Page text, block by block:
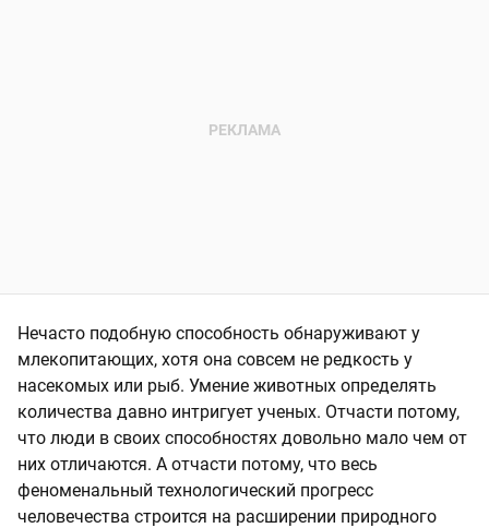
Нечасто подобную способность обнаруживают у
млекопитающих, хотя она совсем не редкость у
насекомых или рыб. Умение животных определять
количества давно интригует ученых. Отчасти потому,
что люди в своих способностях довольно мало чем от
них отличаются. А отчасти потому, что весь
феноменальный технологический прогресс
человечества строится на расширении природного